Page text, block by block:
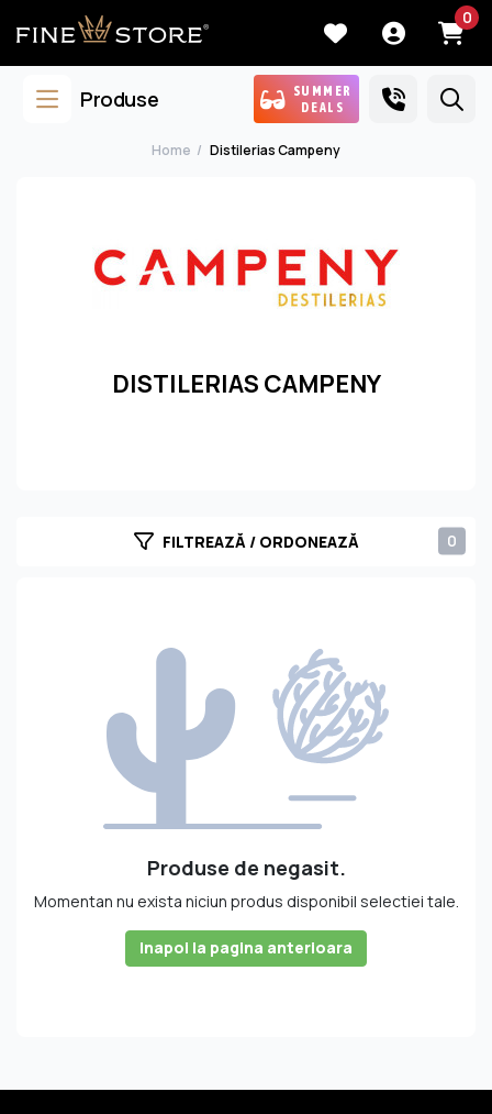
0
Produse
SUMMER
DEALS
Home Distilerias Campeny
DISTILERIAS CAMPENY
FILTREAZĂ / ORDONEAZĂ 0
Produse de negasit.
Momentan nu exista niciun produs disponibil selectiei tale.
Inapoi la pagina anterioara